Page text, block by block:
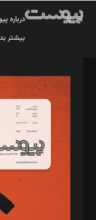
درباره
بیشتر
مدیر مسئول: محمدباقر
سردبیر: مهرک محمودی
دبیر تحریریه: میثم قاسمی
د‌بیر ناداستان: سمانه
د‌بیر خدمت و تجارت:
د‌بیر حقوق فناوری:
د‌بیر پیوست جهان: مینا
د‌بیر تحریریه آنلاین:
تحریریه‌: مجتبی